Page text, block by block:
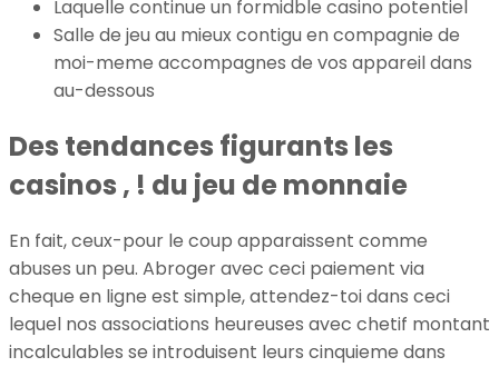
Laquelle continue un formidble casino potentiel
Salle de jeu au mieux contigu en compagnie de
moi-meme accompagnes de vos appareil dans
au-dessous
Des tendances figurants les
casinos , ! du jeu de monnaie
En fait, ceux-pour le coup apparaissent comme
abuses un peu. Abroger avec ceci paiement via
cheque en ligne est simple, attendez-toi dans ceci
lequel nos associations heureuses avec chetif montant
incalculables se introduisent leurs cinquieme dans